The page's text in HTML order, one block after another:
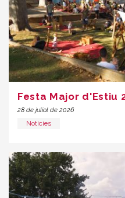
Festa Major d'Estiu
28 de juliol de 2026
Notícies